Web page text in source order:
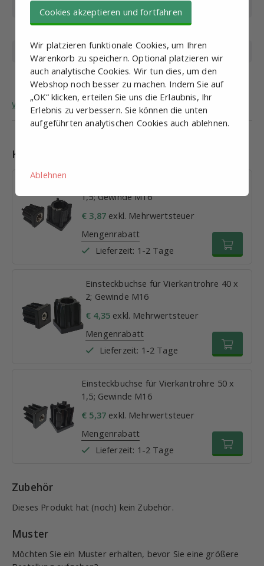
Gewindelänge
50 mm
Material
Stahl verzinkt
Gesamthöhe
84 mm
Max. vertikale Last
500 kg
Weitere allgemeine Informationen zu Stellfüßen.
Kombinationen
1,5; Gewinde M16
€ 3,87 exkl. Mehrwertsteuer
Mengenrabatt
Lieferzeit: 1-2 Tage
Einsteckbuchse für Vierkantrohre 40 x
2; Gewinde M16
€ 4,35 exkl. Mehrwertsteuer
Mengenrabatt
Lieferzeit: 1-2 Tage
Einsteckbuchse für Vierkantrohre 50 x
1,5; Gewinde M16
€ 5,37 exkl. Mehrwertsteuer
Mengenrabatt
Lieferzeit: 1-2 Tage
Zubehör
Dieses Produkt hat (noch) kein Zubehör.
Muster
Möchten Sie ein Muster erhalten, bevor Sie eine größere
Cookies akzeptieren und fortfahren
Wir platzieren funktionale Cookies, um Ihren
Warenkorb zu speichern. Optional platzieren wir
auch analytische Cookies. Wir tun dies, um den
Webshop noch besser zu machen. Indem Sie auf
„OK“ klicken, erteilen Sie uns die Erlaubnis, Ihr
Erlebnis zu verbessern. Sie können die unten
aufgeführten analytischen Cookies auch ablehnen.
Ablehnen